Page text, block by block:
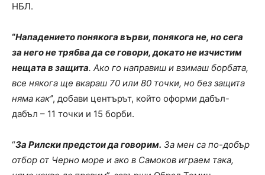
НБЛ.
“Нападението понякога върви, понякога не, но сега
за него не трябва да се говори, докато не изчистим
нещата в защита. Ако го направиш и взимаш борбата,
все някога ще вкараш 70 или 80 точки, но без защита
няма как’’, добави центърът, който оформи дабъл-
дабъл – 11 точки и 15 борби.
“За Рилски предстои да говорим. За мен са по-добър
отбор от Черно море и ако в Самоков играем така,